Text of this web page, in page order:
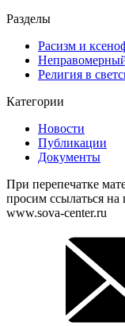
Разделы
Расизм и
Религия в
Категории
Новости
Публикации
Документы
При перепечатке
просим ссылаться
www.sova-center.ru